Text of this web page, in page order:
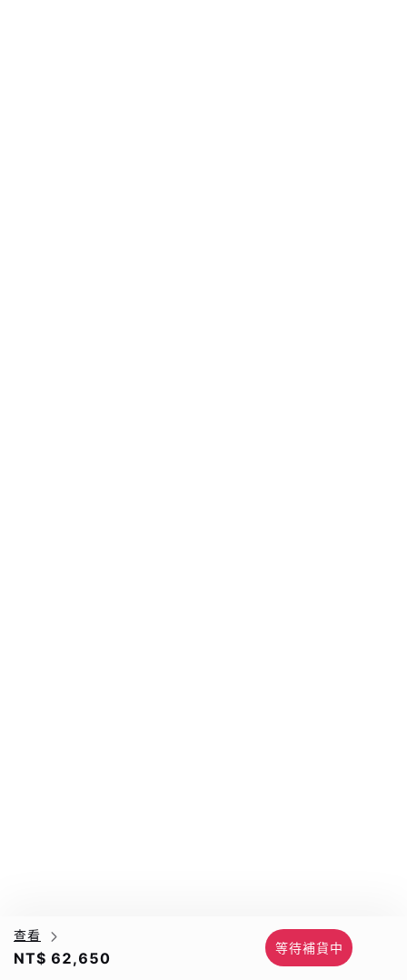
查看
NT$ 62,650
等待補貨中